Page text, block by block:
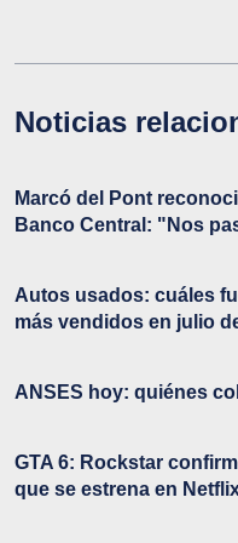
Noticias
Marcó del Pont
Banco Central: "Nos
Autos usados: cuáles
más vendidos en julio
ANSES hoy: quiénes
GTA 6: Rockstar
que se estrena en